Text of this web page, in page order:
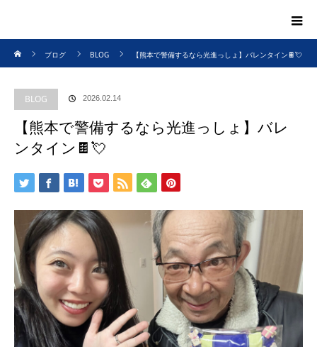
ブログ
BLOG 【熊本で警備するなら光進っしょ】バレンタイン🍫💘
BLOG 2026.02.14
【熊本で警備するなら光進っしょ】バレ
ンタイン🍫💘